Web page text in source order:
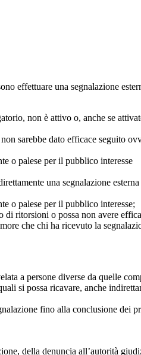
effettuare una segnalazione
non è attivo o, anche se
sarebbe dato efficace seguito
o palese per il pubblico interesse
una segnalazione
o palese per il pubblico interesse;
ritorsioni o possa non avere
che chi ha ricevuto la
a persone diverse da quelle
si possa ricavare, anche
fino alla conclusione dei
della denuncia all’autorità